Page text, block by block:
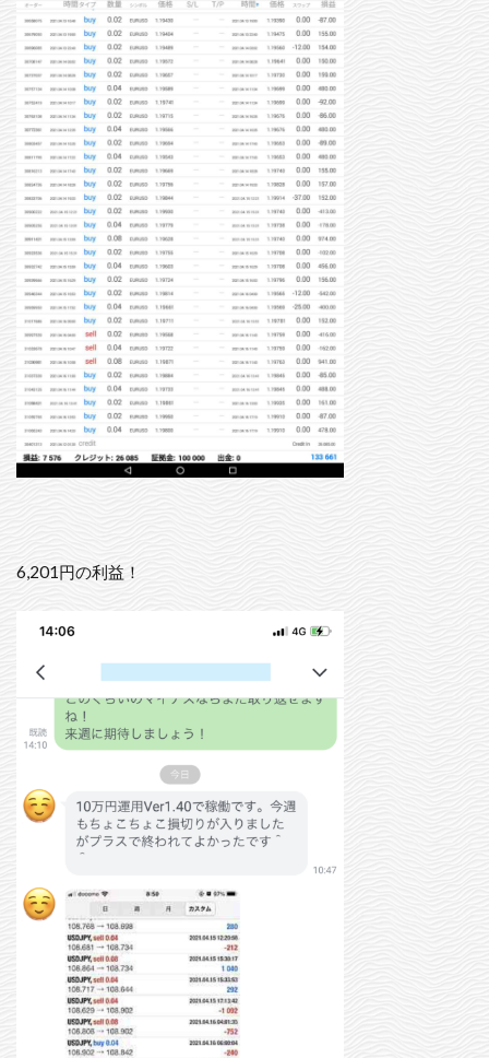
6,201円の利益！